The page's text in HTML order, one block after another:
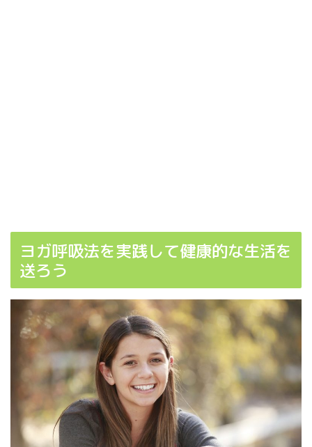
ヨガ呼吸法を実践して健康的な生活を
送ろう